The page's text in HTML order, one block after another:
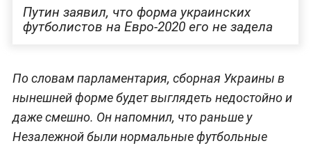
Путин заявил, что форма украинских
футболистов на Евро-2020 его не задела
По словам парламентария, сборная Украины в
нынешней форме будет выглядеть недостойно и
даже смешно. Он напомнил, что раньше у
Незалежной были нормальные футбольные